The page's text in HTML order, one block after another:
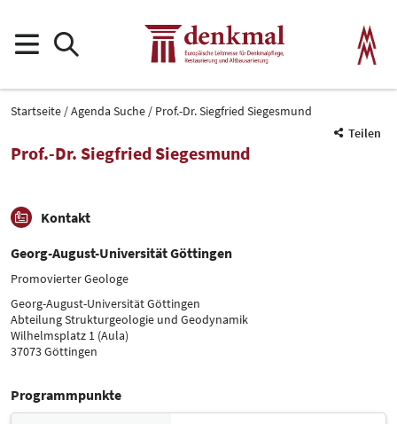
Startseite Agenda Suche
Prof.-Dr. Siegfried Siegesmund
Teilen
Prof.-Dr. Siegfried Siegesmund
Kontakt
Georg-August-Universität Göttingen
Promovierter Geologe
Georg-August-Universität Göttingen
Abteilung Strukturgeologie und Geodynamik
Wilhelmsplatz 1 (Aula)
37073 Göttingen
Programmpunkte